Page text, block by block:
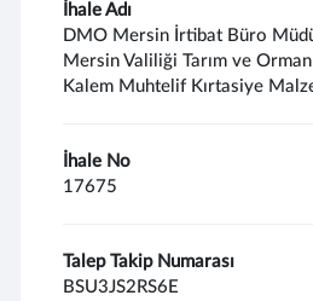
İhale Adı
DMO Mersin İrtibat Büro
Mersin Valiliği Tarım ve
Kalem Muhtelif Kırtasiye
İhale No
17675
Talep Takip Numarası
BSU3JS2RS6E